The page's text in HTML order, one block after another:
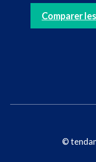
Comparer
©